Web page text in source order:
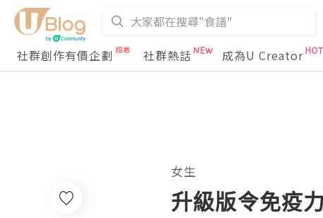
社群創作有價企劃
社群熱話 成為U Creator
女生
升級版令免疫